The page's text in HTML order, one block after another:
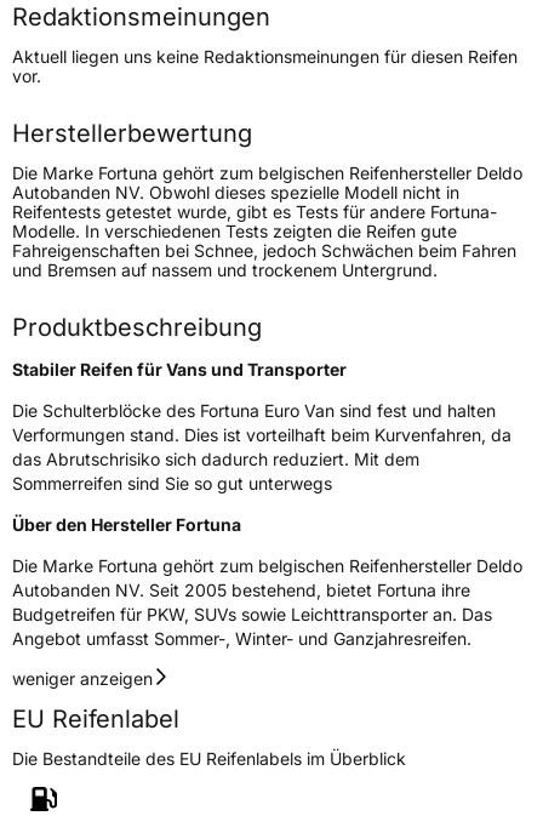
Höchstgeschwindigkeit
210 km/h
Lastindex99/97
Höchstlast775/730 kg
Generelle Merkmale
FahrzeugtypTransporter
Verwendung Sommerreifen
ModellnameEuro Van
Weitere Eigenschaften
Schlauchtyp TL
Zustand Neureifen
C-ReifenJa
EffizienzC
NasshaftungA
Redaktionsmeinungen
Aktuell liegen uns keine Redaktionsmeinungen für diesen Reifen
vor.
Herstellerbewertung
Die Marke Fortuna gehört zum belgischen Reifenhersteller Deldo
Autobanden NV. Obwohl dieses spezielle Modell nicht in
Reifentests getestet wurde, gibt es Tests für andere Fortuna-
Modelle. In verschiedenen Tests zeigten die Reifen gute
Fahreigenschaften bei Schnee, jedoch Schwächen beim Fahren
und Bremsen auf nassem und trockenem Untergrund.
Produktbeschreibung
Stabiler Reifen für Vans und Transporter
Die Schulterblöcke des Fortuna Euro Van sind fest und halten
Verformungen stand. Dies ist vorteilhaft beim Kurvenfahren, da
das Abrutschrisiko sich dadurch reduziert. Mit dem
Sommerreifen sind Sie so gut unterwegs
Über den Hersteller Fortuna
Die Marke Fortuna gehört zum belgischen Reifenhersteller Deldo
Autobanden NV. Seit 2005 bestehend, bietet Fortuna ihre
Budgetreifen für PKW, SUVs sowie Leichttransporter an. Das
Angebot umfasst Sommer-, Winter- und Ganzjahresreifen.
weniger anzeigen
EU Reifenlabel
Die Bestandteile des EU Reifenlabels im Überblick